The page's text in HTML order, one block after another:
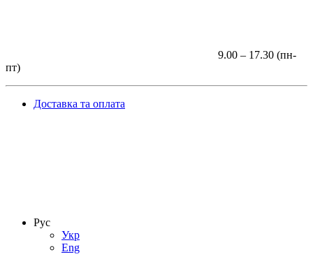
9.00 – 17.30 (пн-
пт)
Доставка та оплата
Рус
Укр
Eng